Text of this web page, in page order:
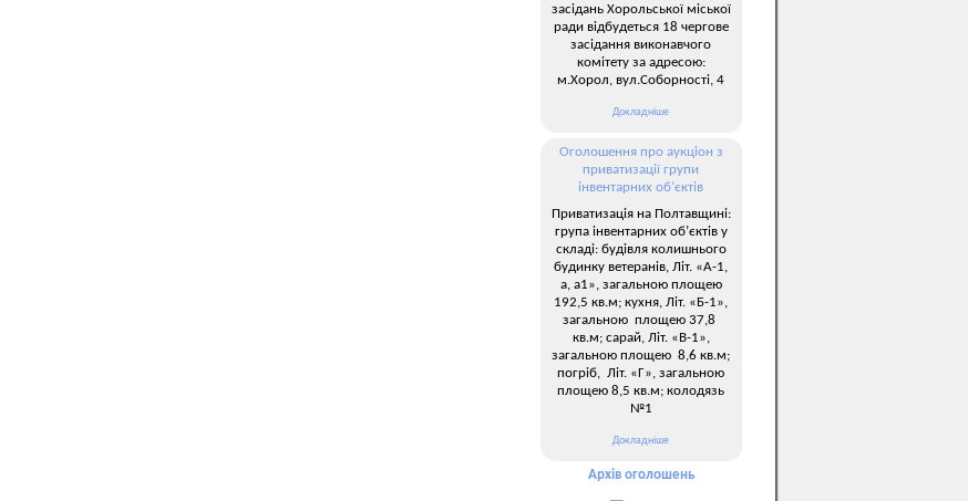
засідань Хорольської міської
ради відбудеться 18 чергове
засідання виконавчого
комітету за адресою:
м.Хорол, вул.Соборності, 4
Докладніше
Оголошення про аукціон з
приватизації групи
інвентарних об’єктів
Приватизація на Полтавщині:
група інвентарних об’єктів у
складі: будівля колишнього
будинку ветеранів, Літ. «А-1,
а, а1», загальною площею
192,5 кв.м; кухня, Літ. «Б-1»,
загальною площею 37,8
кв.м; сарай, Літ. «В-1»,
загальною площею 8,6 кв.м;
погріб, Літ. «Г», загальною
площею 8,5 кв.м; колодязь
№1
Докладніше
Архів оголошень